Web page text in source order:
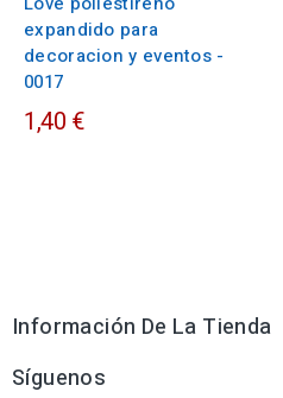
expandido para
decoracion y eventos -
0017
1,40 €
Información De La Tienda
Síguenos